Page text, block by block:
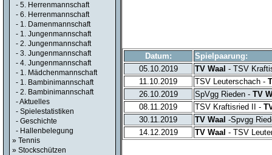
- 5. Herrenmannschaft
- 6. Herrenmannschaft
- 1. Damenmannschaft
- 1. Jungenmannschaft
- 2. Jungenmannschaft
- 3. Jungenmannschaft
- 4. Jungenmannschaft
- 1. Mädchenmannschaft
- 1. Bambinimannschaft
- 2. Bambinimannschaft
- Aktuelles
- Spielestatistiken
- Geschichte
- Hallenbelegung
» Tennis
» Stockschützen
Datum:
Spielpaarung:
05.10.2019
TV Waal - TSV
11.10.2019
TSV Leuterschach -
26.10.2019
SpVgg Rieden - TV
08.11.2019
TSV Kraftisried II -
30.11.2019
TV Waal -Spvgg
14.12.2019
TV Waal - TSV